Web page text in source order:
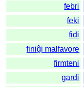
febri
feki
fidi
finiĝi malfavore
firmteni
gardi